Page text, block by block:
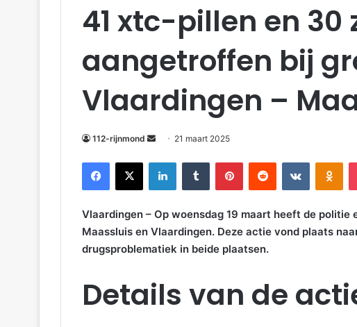
41 xtc-pillen en 30
aangetroffen bij
Vlaardingen –
112-rijnmond 21 maart 2025
Facebook
X LinkedInTumblr PinterestReddit VKontakte
Vlaardingen – Op woensdag 19 maart heeft de
Maassluis en Vlaardingen. Deze actie vond plaats
drugsproblematiek in beide plaatsen.
Details van de